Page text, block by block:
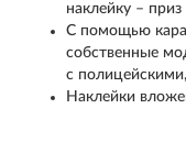
наклейку –
С помощью
собственные
с
Наклейки